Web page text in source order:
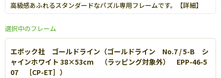
高級感あふれるスタンダードなパズル専用フレームです。【詳細】
選択中のフレーム
エポック社 ゴールドライン（ゴールドライン No.7 / 5-B シ
ャインホワイト 38×53cm （ラッピング対象外） EPP-46-5
07 ［CP-ET］）